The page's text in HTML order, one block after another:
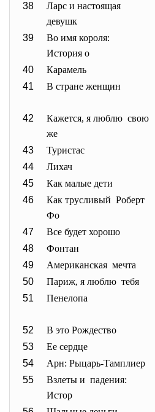
38
Ларс и настоящая
девушк
39
Во имя короля:
История о
40 Карамель
41
В стране женщин
42
Кажется, я люблю свою
же
43 Туристас
44
Лихач
45
Как малые дети
46
Как трусливый Роберт
Фо
47
Все будет хорошо
48
Фонтан
49
Американская мечта
50
Париж, я люблю тебя
51
Пенелопа
52
В это Рождество
53
Ее сердце
54
Арн: Рыцарь-Тамплиер
55
Взлеты и падения:
Истор